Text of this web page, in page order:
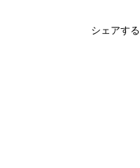
シェアする